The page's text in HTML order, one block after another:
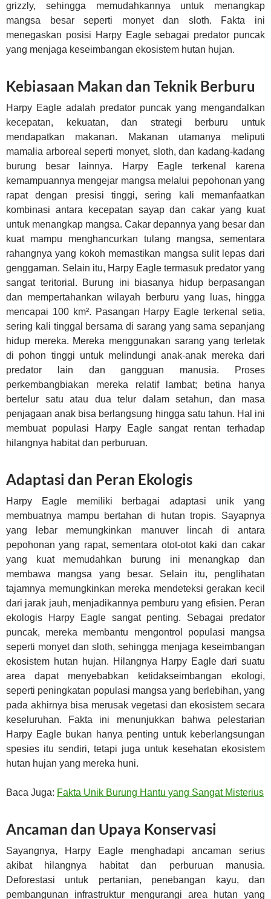
grizzly, sehingga memudahkannya untuk menangkap
mangsa besar seperti monyet dan sloth. Fakta ini
menegaskan posisi Harpy Eagle sebagai predator puncak
yang menjaga keseimbangan ekosistem hutan hujan.
Kebiasaan Makan dan Teknik Berburu
Harpy Eagle adalah predator puncak yang mengandalkan
kecepatan, kekuatan, dan strategi berburu untuk
mendapatkan makanan. Makanan utamanya meliputi
mamalia arboreal seperti monyet, sloth, dan kadang-kadang
burung besar lainnya. Harpy Eagle terkenal karena
kemampuannya mengejar mangsa melalui pepohonan yang
rapat dengan presisi tinggi, sering kali memanfaatkan
kombinasi antara kecepatan sayap dan cakar yang kuat
untuk menangkap mangsa. Cakar depannya yang besar dan
kuat mampu menghancurkan tulang mangsa, sementara
rahangnya yang kokoh memastikan mangsa sulit lepas dari
genggaman. Selain itu, Harpy Eagle termasuk predator yang
sangat teritorial. Burung ini biasanya hidup berpasangan
dan mempertahankan wilayah berburu yang luas, hingga
mencapai 100 km². Pasangan Harpy Eagle terkenal setia,
sering kali tinggal bersama di sarang yang sama sepanjang
hidup mereka. Mereka menggunakan sarang yang terletak
di pohon tinggi untuk melindungi anak-anak mereka dari
predator lain dan gangguan manusia. Proses
perkembangbiakan mereka relatif lambat; betina hanya
bertelur satu atau dua telur dalam setahun, dan masa
penjagaan anak bisa berlangsung hingga satu tahun. Hal ini
membuat populasi Harpy Eagle sangat rentan terhadap
hilangnya habitat dan perburuan.
Adaptasi dan Peran Ekologis
Harpy Eagle memiliki berbagai adaptasi unik yang
membuatnya mampu bertahan di hutan tropis. Sayapnya
yang lebar memungkinkan manuver lincah di antara
pepohonan yang rapat, sementara otot-otot kaki dan cakar
yang kuat memudahkan burung ini menangkap dan
membawa mangsa yang besar. Selain itu, penglihatan
tajamnya memungkinkan mereka mendeteksi gerakan kecil
dari jarak jauh, menjadikannya pemburu yang efisien. Peran
ekologis Harpy Eagle sangat penting. Sebagai predator
puncak, mereka membantu mengontrol populasi mangsa
seperti monyet dan sloth, sehingga menjaga keseimbangan
ekosistem hutan hujan. Hilangnya Harpy Eagle dari suatu
area dapat menyebabkan ketidakseimbangan ekologi,
seperti peningkatan populasi mangsa yang berlebihan, yang
pada akhirnya bisa merusak vegetasi dan ekosistem secara
keseluruhan. Fakta ini menunjukkan bahwa pelestarian
Harpy Eagle bukan hanya penting untuk keberlangsungan
spesies itu sendiri, tetapi juga untuk kesehatan ekosistem
hutan hujan yang mereka huni.
Baca Juga: Fakta Unik Burung Hantu yang Sangat Misterius
Ancaman dan Upaya Konservasi
Sayangnya, Harpy Eagle menghadapi ancaman serius
akibat hilangnya habitat dan perburuan manusia.
Deforestasi untuk pertanian, penebangan kayu, dan
pembangunan infrastruktur mengurangi area hutan yang